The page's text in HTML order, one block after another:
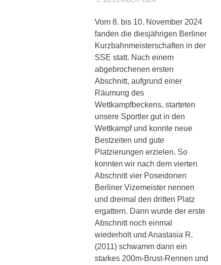
AKTUELLES 3.
Vom 8. bis 10. November 2024
fanden die diesjährigen Berliner
Kurzbahnmeisterschaften in der
SSE statt. Nach einem
abgebrochenen ersten
Abschnitt, aufgrund einer
Räumung des
Wettkampfbeckens, starteten
unsere Sportler gut in den
Wettkampf und konnte neue
Bestzeiten und gute
Platzierungen erzielen. So
konnten wir nach dem vierten
Abschnitt vier Poseidonen
Berliner Vizemeister nennen
und dreimal den dritten Platz
ergattern. Dann wurde der erste
Abschnitt noch einmal
wiederholt und Anastasia R.
(2011) schwamm dann ein
starkes 200m-Brust-Rennen und